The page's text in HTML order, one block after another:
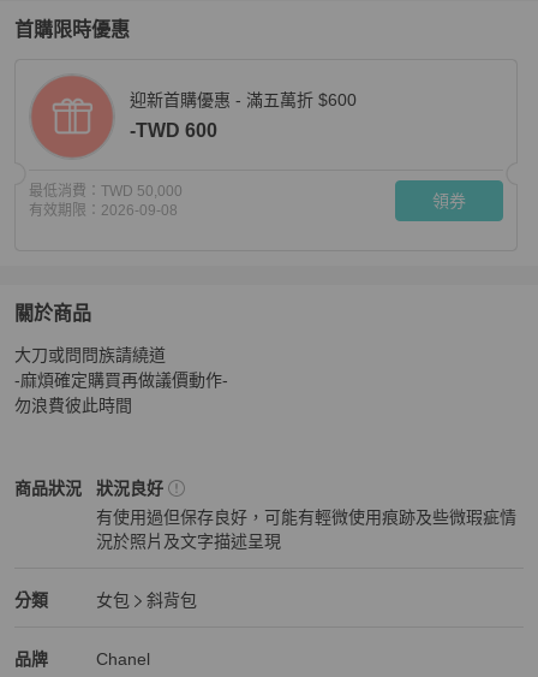
首購限時優惠
迎新首購優惠 - 滿五萬折 $600
-TWD 600
最低消費： TWD 50,000
有效期限： 2026-09-08 領券
關於商品
關於::CHANEL:: 酒紅色羊皮拼接牛皮金釦斜背包
大刀或問問族請繞道
-麻煩確定購買再做議價動作-
勿浪費彼此時間
商品狀況
Chanel女包商品狀態與細節
狀況良好
有使用過但保存良好，可能有輕微使用痕跡及些微瑕疵情
況於照片及文字描述呈現
分類
Chanel 女包分類資訊
女包
斜背包
品牌
Chanel 精品女包品牌介紹
Chanel
Chanel 推薦清單